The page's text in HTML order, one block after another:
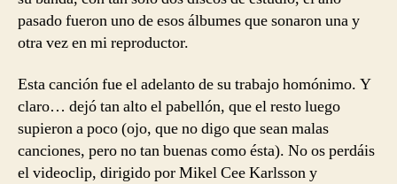
pasado fueron uno de esos álbumes que sonaron una y
otra vez en mi reproductor.
Esta canción fue el adelanto de su trabajo homónimo. Y
claro… dejó tan alto el pabellón, que el resto luego
supieron a poco (ojo, que no digo que sean malas
canciones, pero no tan buenas como ésta). No os perdáis
el videoclip, dirigido por Mikel Cee Karlsson y